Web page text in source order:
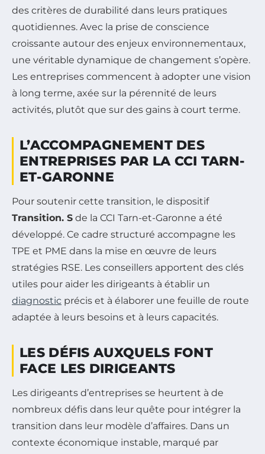
des critères de durabilité dans leurs pratiques
quotidiennes. Avec la prise de conscience
croissante autour des enjeux environnementaux,
une véritable dynamique de changement s’opère.
Les entreprises commencent à adopter une vision
à long terme, axée sur la pérennité de leurs
activités, plutôt que sur des gains à court terme.
L’ACCOMPAGNEMENT DES
ENTREPRISES PAR LA CCI TARN-
ET-GARONNE
Pour soutenir cette transition, le dispositif
Transition. S de la CCI Tarn-et-Garonne a été
développé. Ce cadre structuré accompagne les
TPE et PME dans la mise en œuvre de leurs
stratégies RSE. Les conseillers apportent des clés
utiles pour aider les dirigeants à établir un
diagnostic précis et à élaborer une feuille de route
adaptée à leurs besoins et à leurs capacités.
LES DÉFIS AUXQUELS FONT
FACE LES DIRIGEANTS
Les dirigeants d’entreprises se heurtent à de
nombreux défis dans leur quête pour intégrer la
transition dans leur modèle d’affaires. Dans un
contexte économique instable, marqué par